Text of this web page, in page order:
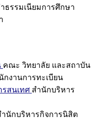
ธรรมเนียมการศึกษา
คณะ วิทยาลัย และสถาบัน
กงานการทะเบียน
รสนเทศ สำนักบริหาร
ำนักบริหารกิจการนิสิต